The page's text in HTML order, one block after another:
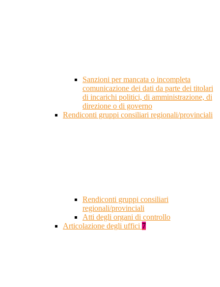
Sanzioni per mancata o incompleta
comunicazione dei dati da parte dei titolari
di incarichi politici, di amministrazione, di
direzione o di governo
Rendiconti gruppi consiliari regionali/provinciali
Rendiconti gruppi consiliari
regionali/provinciali
Atti degli organi di controllo
Articolazione degli uffici 7